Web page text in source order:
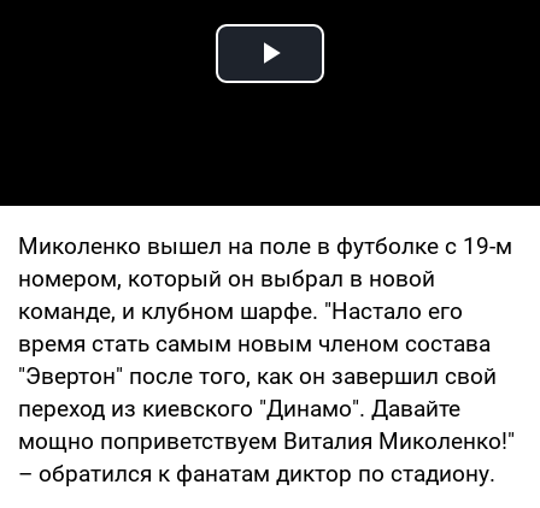
Play Video
Миколенко вышел на поле в футболке с 19-м
номером, который он выбрал в новой
команде, и клубном шарфе. "Настало его
время стать самым новым членом состава
"Эвертон" после того, как он завершил свой
переход из киевского "Динамо". Давайте
мощно поприветствуем Виталия Миколенко!"
– обратился к фанатам диктор по стадиону.